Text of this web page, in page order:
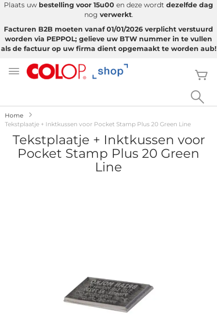
Plaats uw bestelling voor 15u00 en deze wordt dezelfde dag
nog verwerkt.
Facturen B2B moeten vanaf 01/01/2026 verplicht verstuurd
worden via PEPPOL; gelieve uw BTW nummer in te vullen
als de factuur op uw firma dient opgemaakt te worden aub!
naar
Home
Tekstplaatje + Inktkussen voor Pocket Stamp Plus 20 Green Line
Tekstplaatje + Inktkussen voor
Pocket Stamp Plus 20 Green
Line